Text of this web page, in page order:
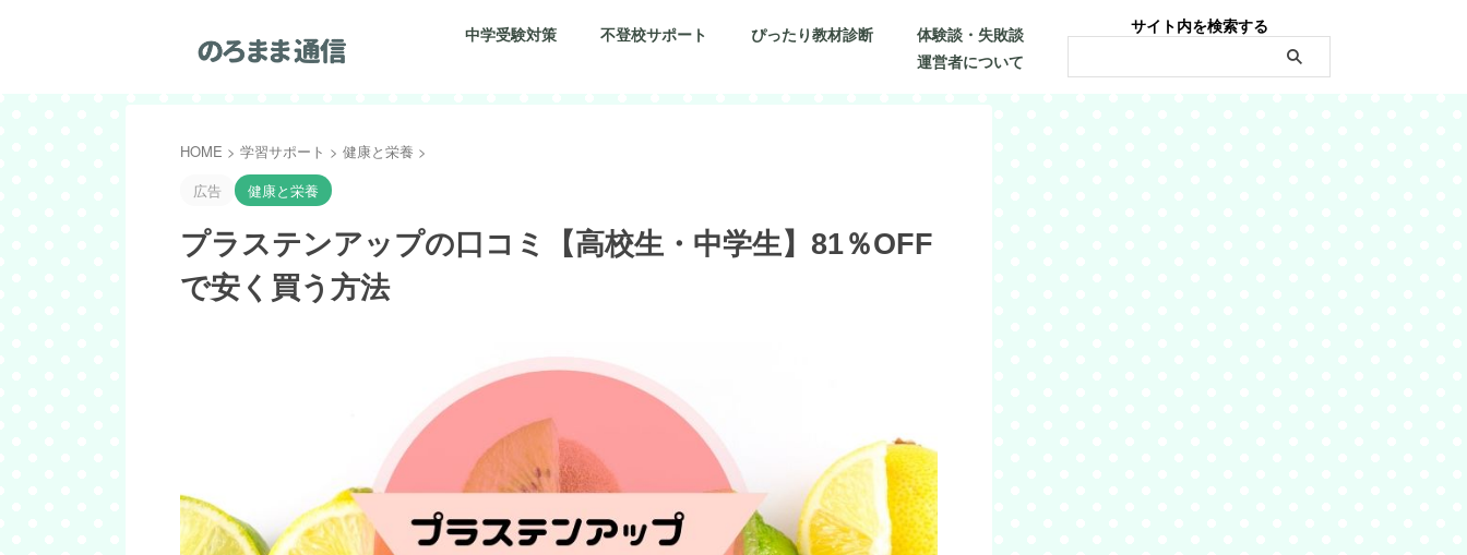
中学受験対策 不登校サポート ぴったり教材診断
体験談・失敗談
運営者について
サイト内を検索する
HOME > 学習サポート > 健康と栄養 >
広告
健康と栄養
プラステンアップの口コミ【高校生・中学生】81％OFF
で安く買う方法